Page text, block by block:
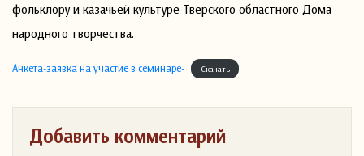
фольклору и казачьей культуре Тверского областного Дома
народного творчества.
Анкета-заявка на участие в семинаре- Скачать
Добавить комментарий